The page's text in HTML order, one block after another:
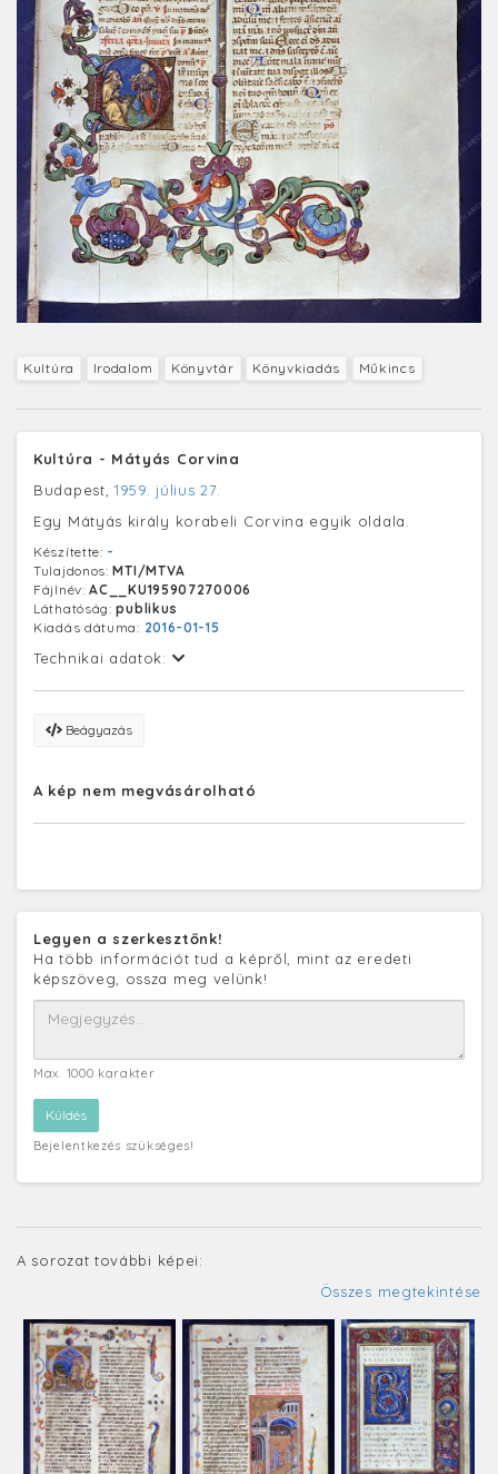
Kultúra Irodalom Könyvtár Könyvkiadás Műkincs
Kultúra - Mátyás Corvina
Budapest, 1959. július 27.
Egy Mátyás király korabeli Corvina egyik oldala.
Készítette: -
Tulajdonos:MTI/MTVA
Fájlnév:AC__KU195907270006
Láthatóság:publikus
Kiadás dátuma: 2016-01-15
Technikai adatok:
Beágyazás
A kép nem megvásárolható
Legyen a szerkesztőnk!
Ha több információt tud a képről, mint az eredeti
képszöveg, ossza meg velünk!
Max. 1000 karakter
Bejelentkezés szükséges!
A sorozat további képei:
Összes megtekintése